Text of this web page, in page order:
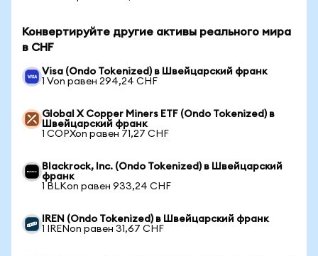
Конвертируйте другие активы реального мира
в CHF
Visa (Ondo Tokenized) в Швейцарский франк
1 Von равен 294,24 CHF
Global X Copper Miners ETF (Ondo Tokenized) в
Швейцарский франк
1 COPXon равен 71,27 CHF
Blackrock, Inc. (Ondo Tokenized) в Швейцарский
франк
1 BLKon равен 933,24 CHF
IREN (Ondo Tokenized) в Швейцарский франк
1 IRENon равен 31,67 CHF